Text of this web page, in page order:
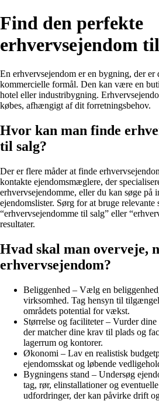
Find den perfekte
erhvervsejendom
En erhvervsejendom er en bygning, der er
kommercielle formål. Den kan være en
hotel eller industribygning.
købes, afhængigt af dit forretningsbehov.
Hvor kan man finde
til salg?
Der er flere måder at finde
kontakte ejendomsmæglere, der
erhvervsejendomme, eller du kan søge på
ejendomslister. Sørg for at bruge relevante
“erhvervsejendomme til salg” eller
resultater.
Hvad skal man overveje,
erhvervsejendom?
Beliggenhed – Vælg en
virksomhed. Tag hensyn til
områdets potential for vækst.
Størrelse og faciliteter – Vurder
der matcher dine krav til plads og
lagerrum og kontorer.
Økonomi – Lav en realistisk
ejendomsskat og løbende
Bygningens stand – Undersøg
tag, rør, elinstallationer og
udfordringer, der kan påvirke drift